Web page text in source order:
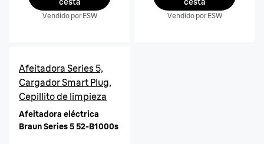
Vendido por ESW Vendido por ESW
Afeitadora Series 5,
Cargador Smart Plug,
Cepillito de limpieza
Afeitadora eléctrica
Braun Series 5 52-B1000s